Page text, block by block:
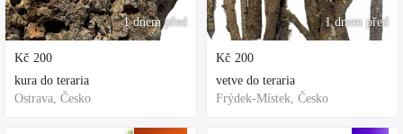
1 dnem před
Kč 200
kura do teraria
Ostrava, Česko
1 dnem před
Kč 200
vetve do teraria
Frýdek-Místek, Česko